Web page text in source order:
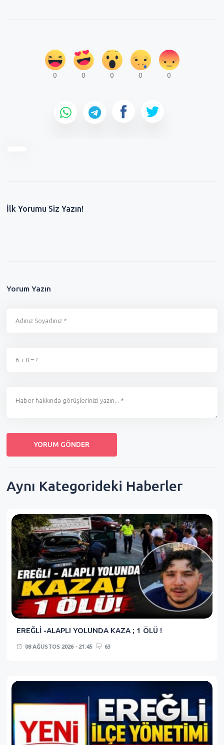
0 0 0 0 0
İlk Yorumu Siz Yazın!
Yorum Yazın
Aynı Kategorideki Haberler
EREĞLİ -ALAPLI YOLUNDA KAZA ; 1 ÖLÜ !
08 AĞUSTOS 2026 - 21:45 63